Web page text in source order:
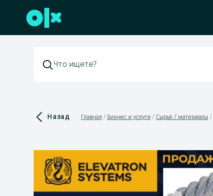
Перейти к нижнему колонтитулу
Назад Главная Бизнес и услуги Сырьё / материалы